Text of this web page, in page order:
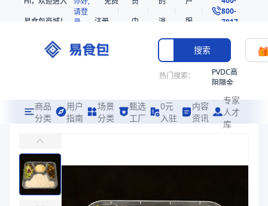
易食包商城！
请登
录
注册
中
消
息
服
务
800-
7017
搜索
热门搜索：
PVDC高
阻隔金
共挤热
收缩袋
商品
分类
用户
指南
场景
分类
甄选
工厂
0元
入驻
内容
资讯
专家
人才
库
易食包（EPAK）专注于PP/PE贴体盒351417包装，提供详尽的规格参
价格：￥0.7551
商品参数
商品分类
贴体托盒